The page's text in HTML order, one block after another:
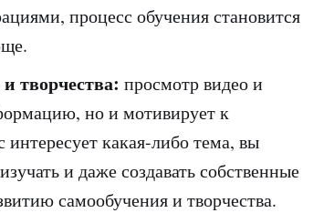
процесс обучения становится
творчества: просмотр видео и
но и мотивирует к
какая-либо тема, вы
и даже создавать собственные
самообучения и творчества.